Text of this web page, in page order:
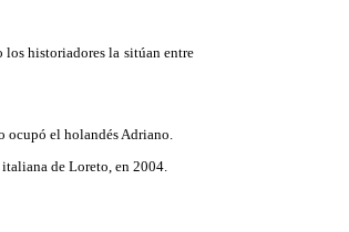
los historiadores la sitúan entre
ocupó el holandés Adriano.
de Loreto, en 2004.